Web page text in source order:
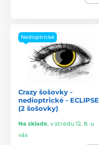
Nedioptrické
Crazy šošovky -
nedioptrické - ECLIPSE
(2 šošovky)
Na sklade, v stredu 12. 8. u
vás